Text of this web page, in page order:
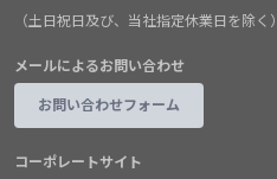
（土日祝日及び、当社指定休業日を除く）
メールによるお問い合わせ
お問い合わせフォーム
コーポレートサイト